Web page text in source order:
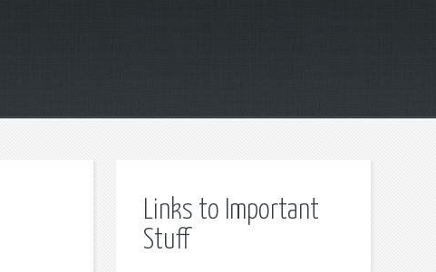
Links to Important
Stuff